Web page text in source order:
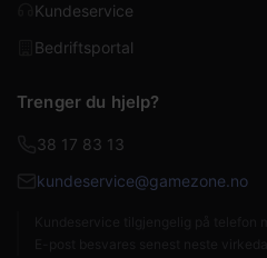
Kundeservice
Bedriftsportal
Trenger du hjelp?
38 17 83 13
kundeservice@gamezone.no